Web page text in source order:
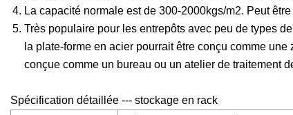
La capacité normale est de 300-2000kgs/m2. Peut
Très populaire pour les entrepôts avec peu de types
la plate-forme en acier pourrait être conçu comme
conçue comme un bureau ou un atelier de traitement
Spécification détaillée --- stockage en rack